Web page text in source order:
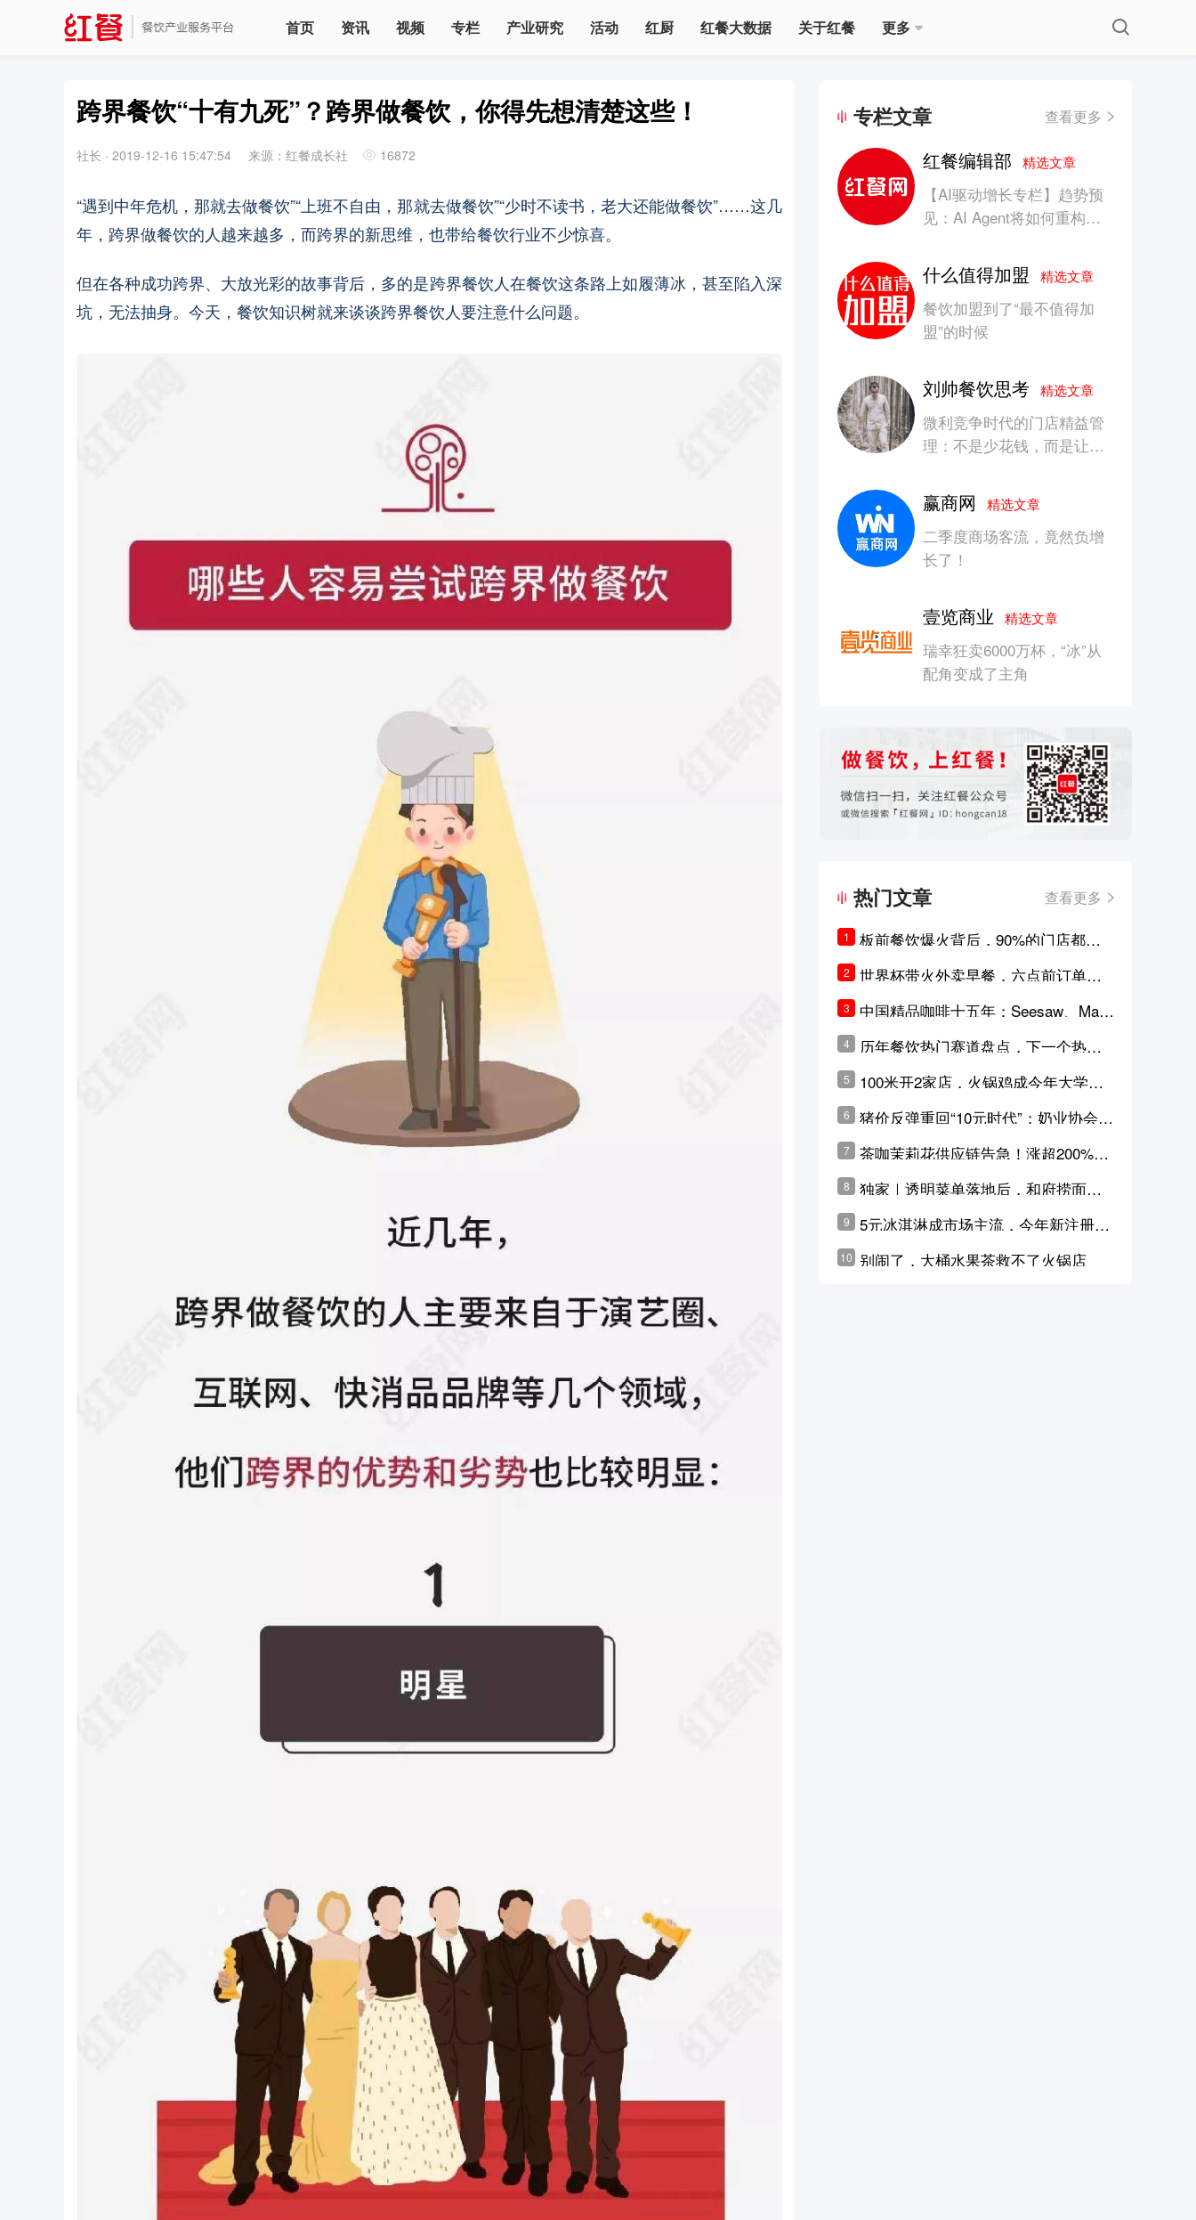
首页 资讯 视频 专栏 产业研究 活动 红厨 红餐大数据 关于红餐 更多
跨界餐饮“十有九死”？跨界做餐饮，你得先想清楚这些！
社长 · 2019-12-16 15:47:54 来源：红餐成长社 16872
“遇到中年危机，那就去做餐饮”“上班不自由，那就去做餐饮”“少时不读书，老大还能做餐饮”……这几
年，跨界做餐饮的人越来越多，而跨界的新思维，也带给餐饮行业不少惊喜。
但在各种成功跨界、大放光彩的故事背后，多的是跨界餐饮人在餐饮这条路上如履薄冰，甚至陷入深
坑，无法抽身。今天，餐饮知识树就来谈谈跨界餐饮人要注意什么问题。
专栏文章 查看更多
红餐编辑部精选文章
【AI驱动增长专栏】趋势预
见：AI Agent将如何重构消
什么值得加盟精选文章
餐饮加盟到了“最不值得加
盟”的时候
刘帅餐饮思考精选文章
微利竞争时代的门店精益管
理：不是少花钱，而是让每
赢商网精选文章
二季度商场客流，竟然负增
长了！
壹览商业精选文章
瑞幸狂卖6000万杯，“冰”从
配角变成了主角
热门文章 查看更多
1
板前餐饮爆火背后，90%的门店都只
是徒有其表的刻意作秀？
2
世界杯带火外卖早餐，六点前订单大
3
中国精品咖啡十五年：Seesaw、Man
ner、M Stand为何结出了不同的果
实？
4
历年餐饮热门赛道盘点，下一个热门
5
100米开2家店，火锅鸡成今年大学城
6
猪价反弹重回“10元时代”；奶业协会称
原奶价格现回暖迹象
7
茶咖茉莉花供应链告急！涨超200%，
横州花价冲破50元一斤
8
独家｜透明菜单落地后，和府捞面李
学林公布未来10年计划
9
5元冰淇淋成市场主流，今年新注册相
10 别闹了，大桶水果茶救不了火锅店